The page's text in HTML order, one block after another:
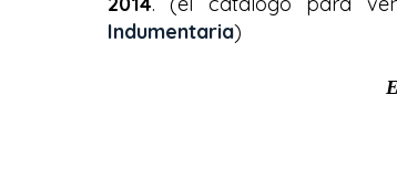
Indumentaria)